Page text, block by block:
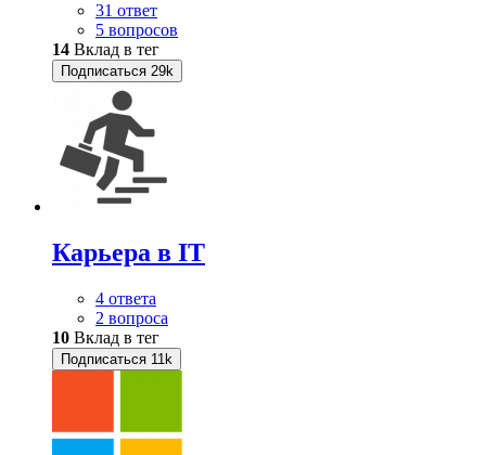
31 ответ
5 вопросов
14 Вклад в тег
Подписаться 29k
Карьера в IT
4 ответа
2 вопроса
10 Вклад в тег
Подписаться 11k